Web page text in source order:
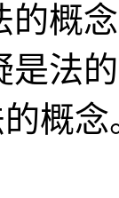
概念
的
概